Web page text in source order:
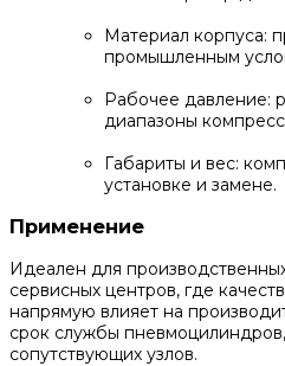
Материал корпуса:
промышленным
Рабочее давление:
диапазоны
Габариты и вес:
установке и замене.
Применение
Идеален для
сервисных центров, где
напрямую влияет на
срок службы
сопутствующих узлов.